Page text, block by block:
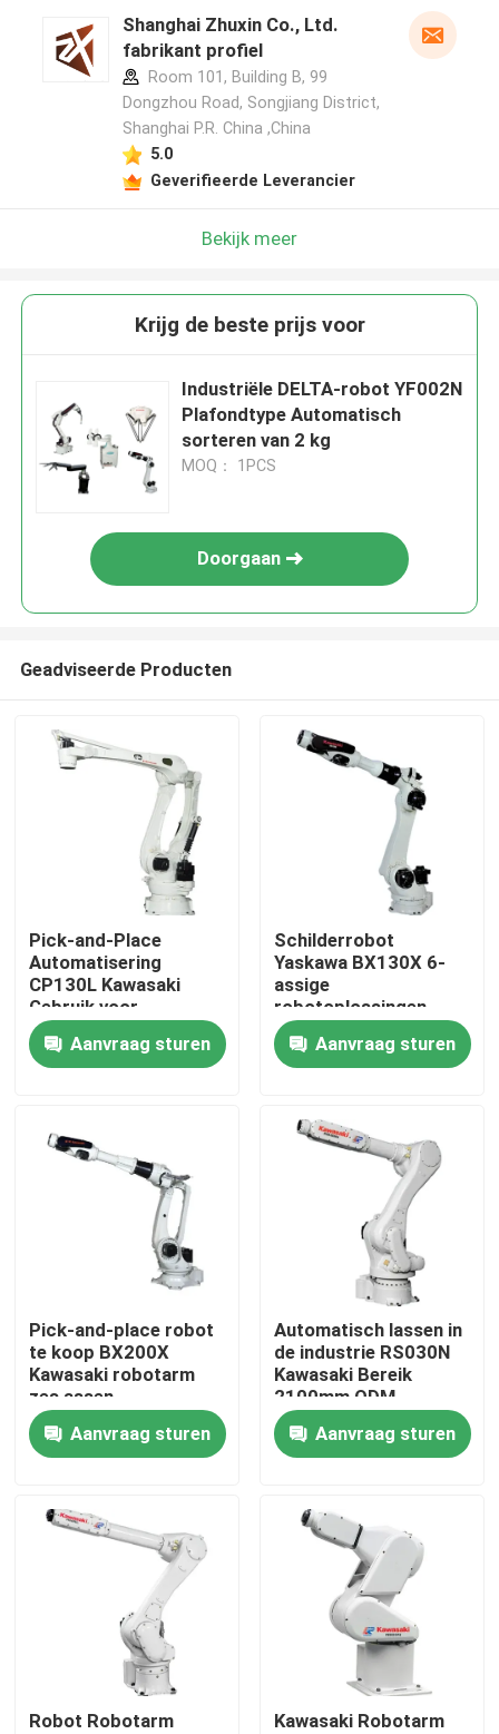
Producten
Video's
Shanghai Zhuxin Co., Ltd.
fabrikant profiel
Room 101, Building B, 99
Dongzhou Road, Songjiang District,
Shanghai P.R. China ,China
5.0
Geverifieerde Leverancier
Bekijk meer
Krijg de beste prijs voor
Industriële DELTA-robot YF002N
Plafondtype Automatisch
sorteren van 2 kg
MOQ： 1PCS
Doorgaan
Geadviseerde Producten
Pick-and-Place
Automatisering
CP130L Kawasaki
Gebruik voor
Palletiseergoederen
Aanvraag sturen
Schilderrobot
Yaskawa BX130X 6-
assige
robotoplossingen
Aanvraag sturen
Pick-and-place robot
te koop BX200X
Kawasaki robotarm
zes assen
Aanvraag sturen
Automatisch lassen in
de industrie RS030N
Kawasaki Bereik
2100mm ODM
Aanvraag sturen
Robot Robotarm
Kawasaki Robotarm